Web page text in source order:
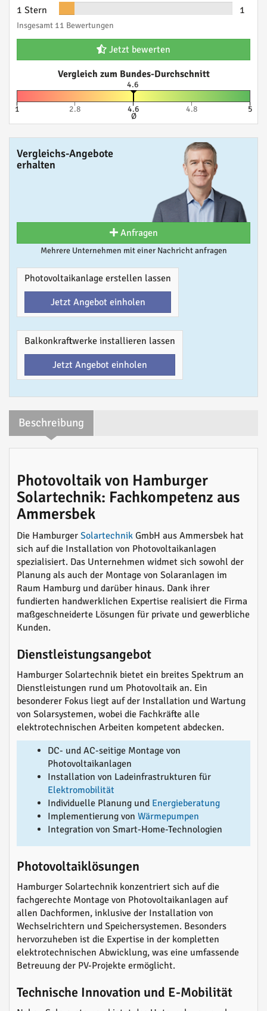
1 Stern
1
Insgesamt 11 Bewertungen
Jetzt bewerten
Vergleich zum Bundes-Durchschnitt
4.6
1 2.8 4.6
Ø
4.8 5
Vergleichs-Angebote
erhalten
Anfragen
Mehrere Unternehmen mit einer Nachricht anfragen
Photovoltaikanlage erstellen lassen
Jetzt Angebot einholen
Balkonkraftwerke installieren lassen
Jetzt Angebot einholen
Beschreibung
Photovoltaik von Hamburger
Solartechnik: Fachkompetenz aus
Ammersbek
Die Hamburger Solartechnik GmbH aus Ammersbek hat
sich auf die Installation von Photovoltaikanlagen
spezialisiert. Das Unternehmen widmet sich sowohl der
Planung als auch der Montage von Solaranlagen im
Raum Hamburg und darüber hinaus. Dank ihrer
fundierten handwerklichen Expertise realisiert die Firma
maßgeschneiderte Lösungen für private und gewerbliche
Kunden.
Dienstleistungsangebot
Hamburger Solartechnik bietet ein breites Spektrum an
Dienstleistungen rund um Photovoltaik an. Ein
besonderer Fokus liegt auf der Installation und Wartung
von Solarsystemen, wobei die Fachkräfte alle
elektrotechnischen Arbeiten kompetent abdecken.
DC- und AC-seitige Montage von
Photovoltaikanlagen
Installation von Ladeinfrastrukturen für
Elektromobilität
Individuelle Planung und Energieberatung
Implementierung von Wärmepumpen
Integration von Smart-Home-Technologien
Photovoltaiklösungen
Hamburger Solartechnik konzentriert sich auf die
fachgerechte Montage von Photovoltaikanlagen auf
allen Dachformen, inklusive der Installation von
Wechselrichtern und Speichersystemen. Besonders
hervorzuheben ist die Expertise in der kompletten
elektrotechnischen Abwicklung, was eine umfassende
Betreuung der PV-Projekte ermöglicht.
Technische Innovation und E-Mobilität